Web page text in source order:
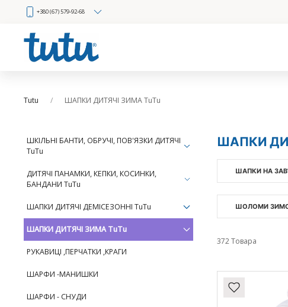
+380 (67) 579-92-68
Tutu ШАПКИ ДИТЯЧІ ЗИМА TuTu
ШКІЛЬНІ БАНТИ, ОБРУЧІ, ПОВ'ЯЗКИ ДИТЯЧІ
TuTu
ДИТЯЧІ ПАНАМКИ, КЕПКИ, КОСИНКИ,
БАНДАНИ TuTu
ШАПКИ ДИТЯЧІ ДЕМІСЕЗОННІ TuTu
ШАПКИ ДИТЯЧІ ЗИМА TuTu
РУКАВИЦІ ,ПЕРЧАТКИ ,КРАГИ
ШАРФИ -МАНИШКИ
ШАРФИ - СНУДИ
ШАПКИ
ШАПКИ НА
ШОЛОМИ
372 Товара